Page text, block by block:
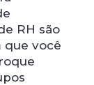
RH são
que você